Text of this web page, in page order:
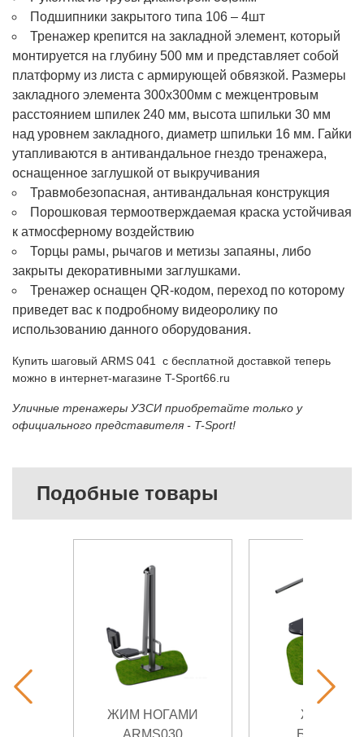
Подшипники закрытого типа 106 – 4шт
Тренажер крепится на закладной элемент, который
монтируется на глубину 500 мм и представляет собой
платформу из листа с армирующей обвязкой. Размеры
закладного элемента 300х300мм с межцентровым
расстоянием шпилек 240 мм, высота шпильки 30 мм
над уровнем закладного, диаметр шпильки 16 мм. Гайки
утапливаются в антивандальное гнездо тренажера,
оснащенное заглушкой от выкручивания
Травмобезопасная, антивандальная конструкция
Порошковая термоотверждаемая краска устойчивая
к атмосферному воздействию
Торцы рамы, рычагов и метизы запаяны, либо
закрыты декоративными заглушками.
Тренажер оснащен QR-кодом, переход по которому
приведет вас к подробному видеоролику по
использованию данного оборудования.
Купить шаговый ARMS 041 с бесплатной доставкой теперь
можно в интернет-магазине T-Sport66.ru
Уличные тренажеры УЗСИ приобретайте только у
официального представителя - T-Sport!
Подобные товары
ЖИМ НОГАМИ
ARMS030
ЖИМ НА
БРУСЬЯХ